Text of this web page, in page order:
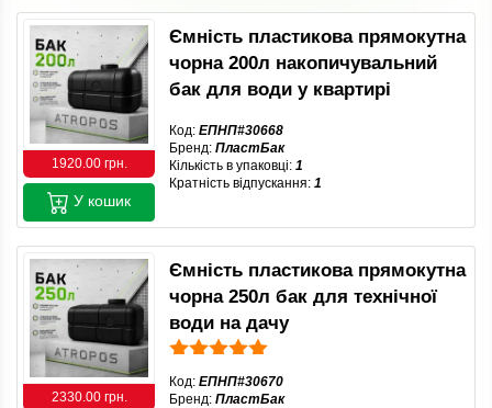
1920.00 грн.
Ємність пластикова прямокутна
чорна 200л накопичувальний
бак для води у квартирі
Код: ЕПНП#30668
Бренд: ПластБак
Кількість в упаковці: 1
Кратність відпускання: 1
У кошик
2330.00 грн.
Ємність пластикова прямокутна
чорна 250л бак для технічної
води на дачу
Код: ЕПНП#30670
Бренд: ПластБак